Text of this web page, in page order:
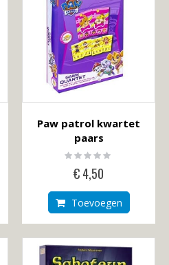
Paw patrol kwartet
paars
Rating:
0%
€ 4,50
Toevoegen